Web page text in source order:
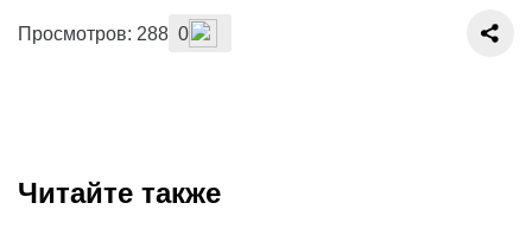
Просмотров: 288 0
Читайте также